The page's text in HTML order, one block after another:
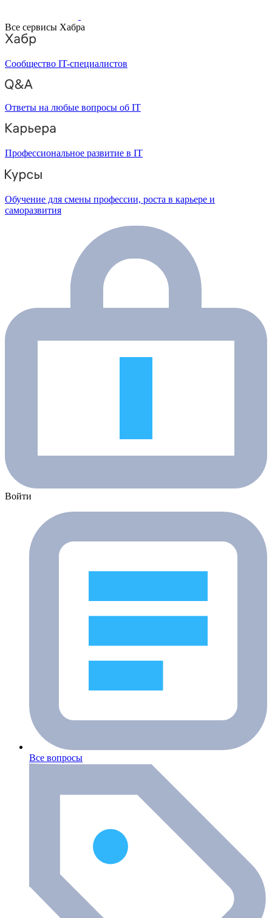
Все сервисы Хабра
Сообщество IT-специалистов
Ответы на любые вопросы об IT
Профессиональное развитие в IT
Обучение для смены профессии, роста в карьере и
саморазвития
Войти
Все вопросы